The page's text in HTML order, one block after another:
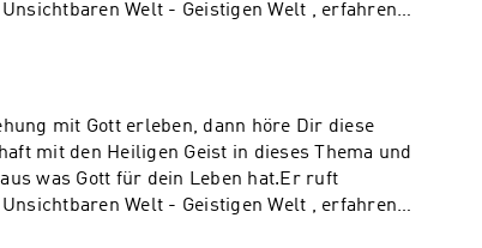
Welt - Geistigen Welt , erfahren
brauchst Gebet oder Hilfe dann melde dich
6221 - 41 64 590 (deutschsprachig)Unser
@TaubeReisen
mit Gott erleben, dann höre Dir diese
mit den Heiligen Geist in dieses Thema und
was Gott für dein Leben hat.Er ruft
Welt - Geistigen Welt , erfahren